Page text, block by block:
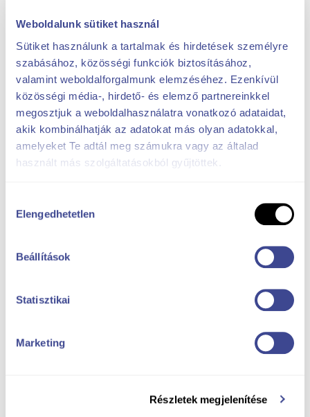
Weboldalunk sütiket használ
Sütiket használunk a tartalmak és hirdetések személyre
szabásához, közösségi funkciók biztosításához,
valamint weboldalforgalmunk elemzéséhez. Ezenkívül
közösségi média-, hirdető- és elemző partnereinkkel
megosztjuk a weboldalhasználatra vonatkozó adataidat,
akik kombinálhatják az adatokat más olyan adatokkal,
amelyeket Te adtál meg számukra vagy az általad
használt más szolgáltatásokból gyűjtöttek.
kiválasztása
Elengedhetetlen
Beállítások
Statisztikai
Marketing
Részletek megjelenítése